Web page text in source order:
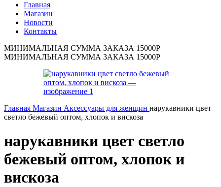
Главная
Магазин
Новости
Контакты
МИНИМАЛЬНАЯ СУММА ЗАКАЗА 15000Р
МИНИМАЛЬНАЯ СУММА ЗАКАЗА 15000Р
Главная Магазин Аксессуары для женщин нарукавники цвет
светло бежевый оптом, хлопок и вискоза
нарукавники цвет светло
бежевый оптом, хлопок и
вискоза